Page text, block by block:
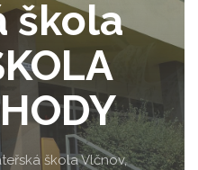
škola
škola Vlčnov,